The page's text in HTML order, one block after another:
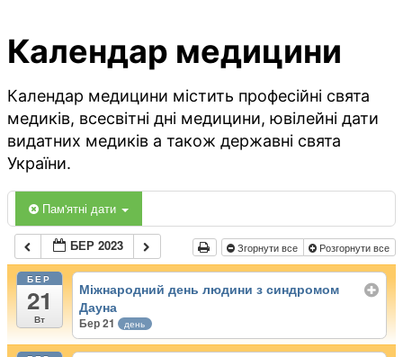
Календар медицини
Календар медицини містить професійні свята
медиків, всесвітні дні медицини, ювілейні дати
видатних медиків а також державні свята
України.
Пам'ятні дати
БЕР 2023 Згорнути все Розгорнути все
БЕР
21
Вт
Міжнародний день людини з синдромом
Дауна
Бер 21 день